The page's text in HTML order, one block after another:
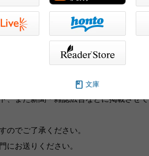
せください。
、また新聞・雑誌広告などに掲載させて
のでご了承ください。
にお送りください。
文庫